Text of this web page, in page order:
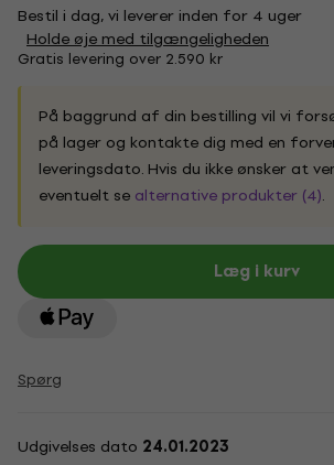
Bestil i dag, vi leverer inden for 4 uger
Holde øje med tilgængeligheden
Gratis levering over 2.590 kr
På baggrund af din bestilling vil vi
på lager og kontakte dig med en
leveringsdato. Hvis du ikke ønsker at
eventuelt se alternative produkter (4).
Læg i kurv
Spørg
Udgivelses dato 24.01.2023